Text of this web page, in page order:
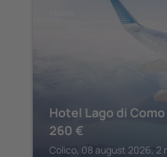
Hotel Lago di Como
260 €
Colico, 08 august 2026, 2